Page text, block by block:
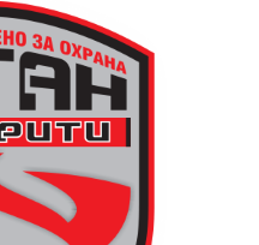
Електрическият
пл. „Възраждане“, а
– от паркинга до
връхна дреха и одеяло
тел. 0887907075.